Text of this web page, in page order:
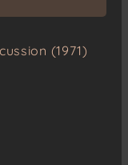
(1971)